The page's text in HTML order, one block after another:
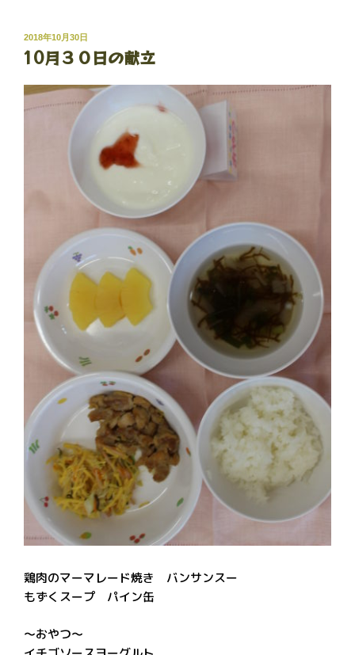
投
稿
日:
2018年10月30日
10月３０日の献立
鶏肉のマーマレード焼き バンサンスー
もずくスープ パイン缶
～おやつ～